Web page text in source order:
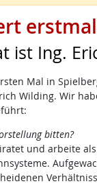
ist Ing.
Mal in
Wilding. Wir
bitten?
und arbeite